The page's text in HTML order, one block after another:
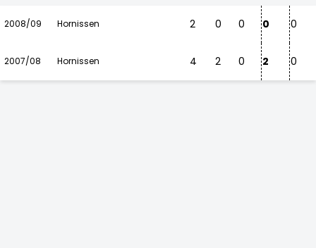
2008/09 Hornissen 2 0 0 0 0
2007/08 Hornissen 4 2 0 2 0